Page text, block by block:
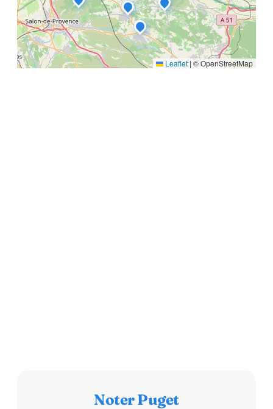
Leaflet | © OpenStreetMap
Noter Puget